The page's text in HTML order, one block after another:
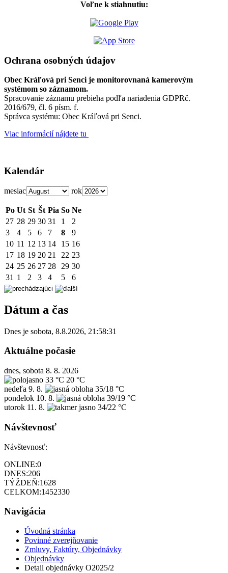
Voľne k stiahnutiu:
Ochrana osobných údajov
Obec Kráľová pri Senci je monitorovnaná kamerovým
systémom so záznamom.
Spracovanie záznamu prebieha podľa nariadenia GDPRč.
2016/679, čl. 6 písm. f.
Správca systému: Obec Kráľová pri Senci.
Viac informácií nájdete tu
Kalendár
mesiac rok
Po Ut St Št Pia So Ne
27 28 29 30 31 1
2
3
4 5 6 7 8
9
10 11 12 13 14 15 16
17 18 19 20 21 22 23
24 25 26 27 28 29 30
31 1 2 3 4 5 6
Dátum a čas
Dnes je sobota, 8.8.2026, 21:58:31
Aktuálne počasie
dnes, sobota 8. 8. 2026
33 °C 20 °C
nedeľa 9. 8.
35/18 °C
pondelok 10. 8.
39/19 °C
utorok 11. 8. 34/22 °C
Návštevnosť
Návštevnosť:
ONLINE:0
DNES:206
TÝŽDEŇ:1628
CELKOM:1452330
Navigácia
Úvodná stránka
Povinné zverejňovanie
Zmluvy, Faktúry, Objednávky
Objednávky
Detail objednávky O2025/2